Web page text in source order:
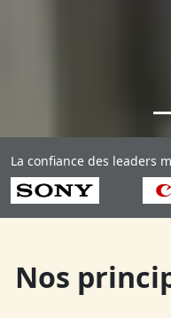
La confiance des leaders
Nos